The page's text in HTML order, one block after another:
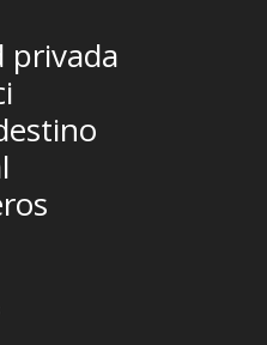
privada